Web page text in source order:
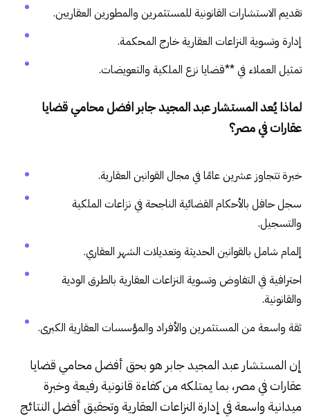
تقديم الاستشارات القانونية للمستثمرين والمطورين العقاريين.
إدارة وتسوية النزاعات العقارية خارج المحكمة.
تمثيل العملاء في **قضايا نزع الملكية والتعويضات.
لماذا يُعد المستشار عبد المجيد جابر افضل محامي قضايا
عقارات في مصر؟
خبرة تتجاوز عشرين عامًا في مجال القوانين العقارية.
سجل حافل بالأحكام القضائية الناجحة في نزاعات الملكية
والتسجيل.
إلمام شامل بالقوانين الحديثة وتعديلات الشهر العقاري.
احترافية في التفاوض وتسوية النزاعات العقارية بالطرق الودية
والقانونية.
ثقة واسعة من المستثمرين والأفراد والمؤسسات العقارية الكبرى.
إن المستشار عبد المجيد جابر هو بحق أفضل محامي قضايا
عقارات في مصر، بما يمتلكه من كفاءة قانونية رفيعة وخبرة
ميدانية واسعة في إدارة النزاعات العقارية وتحقيق أفضل النتائج